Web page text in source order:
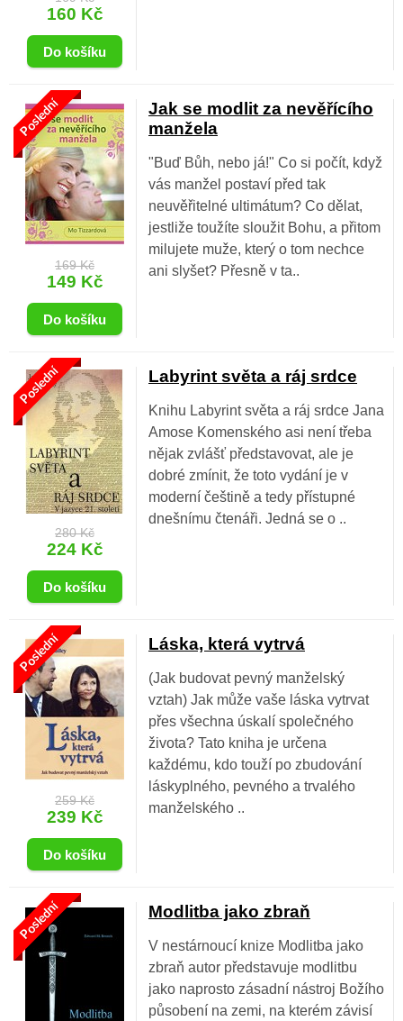
160 Kč
Poslední
169 Kč
149 Kč
Jak se modlit za nevěřícího
manžela
"Buď Bůh, nebo já!" Co si počít, když
vás manžel postaví před tak
neuvěřitelné ultimátum? Co dělat,
jestliže toužíte sloužit Bohu, a přitom
milujete muže, který o tom nechce
ani slyšet? Přesně v ta..
Poslední
280 Kč
224 Kč
Labyrint světa a ráj srdce
Knihu Labyrint světa a ráj srdce Jana
Amose Komenského asi není třeba
nějak zvlášť představovat, ale je
dobré zmínit, že toto vydání je v
moderní češtině a tedy přístupné
dnešnímu čtenáři. Jedná se o ..
Poslední
259 Kč
239 Kč
Láska, která vytrvá
(Jak budovat pevný manželský
vztah) Jak může vaše láska vytrvat
přes všechna úskalí společného
života? Tato kniha je určena
každému, kdo touží po zbudování
láskyplného, pevného a trvalého
manželského ..
Poslední Modlitba jako zbraň
V nestárnoucí knize Modlitba jako
zbraň autor předsta­vuje modlitbu
jako naprosto zásadní nástroj Božího
působení na zemi, na kterém závisí